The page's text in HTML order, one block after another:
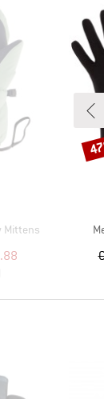
Mittens
Preis